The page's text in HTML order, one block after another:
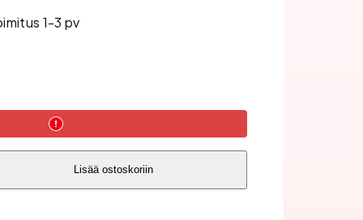
1-3 pv
Lisää ostoskoriin